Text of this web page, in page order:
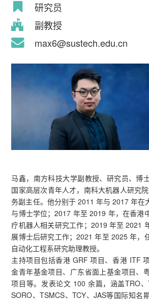
研究员
副教授
max6@sustech.edu.cn
马鑫，南方科技大学副教授、研究员、博
国家高层次青年人才，南科大机器人研究
务副主任。他分别于 2011 年与 2017 年在
与博士学位；2017 年至 2019 年，在香港
疗机器人相关研究工作；2019 年至 2021
展博士后研究工作；2021 年至 2025 年，
自动化工程系研究助理教授。
主持项目包括香港 GRF 项目、香港 ITF
金青年基金项目、广东省面上基金项目、
项目等。发表论文 100 余篇，涵盖TRO、
SORO、TSMCS、TCY、JAS等国际知名